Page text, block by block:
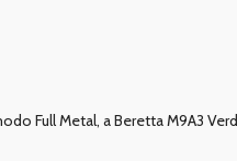
Full Metal, a Beretta M9A3